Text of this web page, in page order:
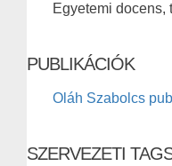
Egyetemi docens,
PUBLIKÁCIÓK
Oláh Szabolcs
SZERVEZETI